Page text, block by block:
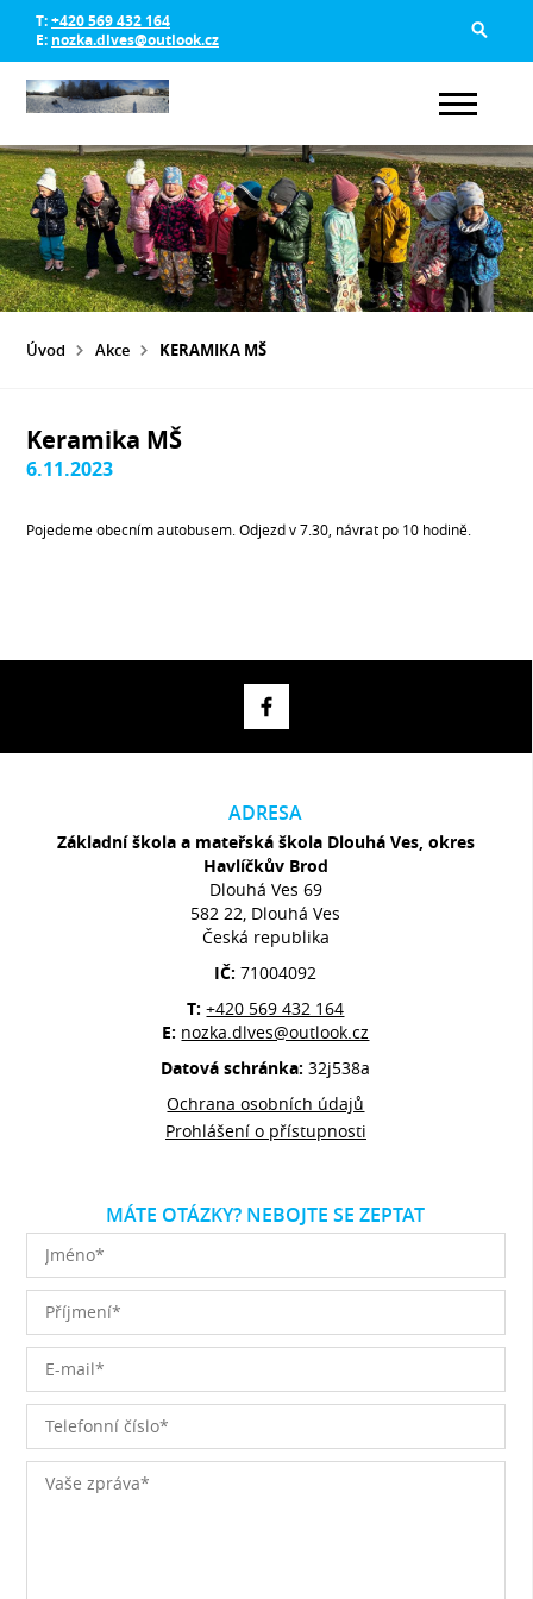
T:+420 569 432 164
E: nozka.dlves@outlook.cz
Úvod Akce KERAMIKA MŠ
Keramika MŠ
6.11.2023
Pojedeme obecním autobusem. Odjezd v 7.30, návrat po 10 hodině.
ADRESA
Základní škola a mateřská škola Dlouhá Ves, okres
Havlíčkův Brod
Dlouhá Ves 69
582 22, Dlouhá Ves
Česká republika
IČ:71004092
T:+420 569 432 164
E: nozka.dlves@outlook.cz
Datová schránka:32j538a
Ochrana osobních údajů
Prohlášení o přístupnosti
MÁTE OTÁZKY? NEBOJTE SE ZEPTAT